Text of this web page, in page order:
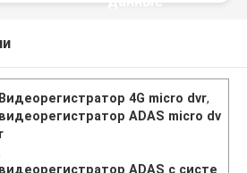
Видеорегистратор 4G micro dvr,
видеорегистратор ADAS micro dv
r
видеорегистратор ADAS с систе